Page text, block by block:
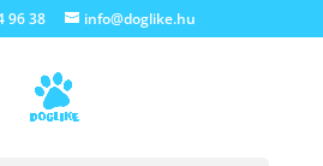
96 38 info@doglike.hu